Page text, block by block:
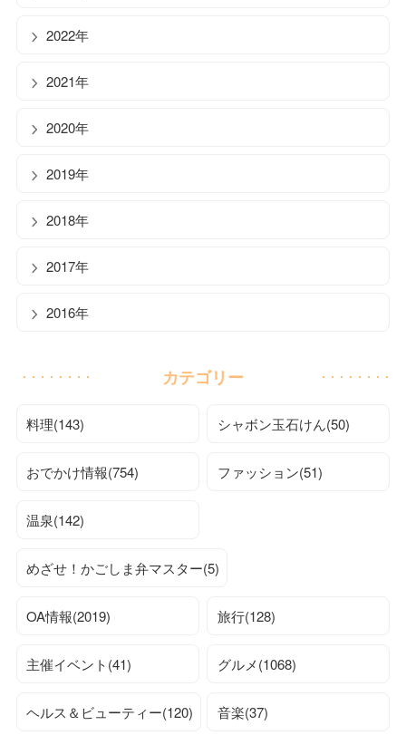
2022年
2021年
2020年
2019年
2018年
2017年
2016年
カテゴリー
料理(143) シャボン玉石けん(50)
おでかけ情報(754) ファッション(51)
温泉(142)
めざせ！かごしま弁マスター(5)
OA情報(2019) 旅行(128)
主催イベント(41) グルメ(1068)
ヘルス＆ビューティー(120) 音楽(37)